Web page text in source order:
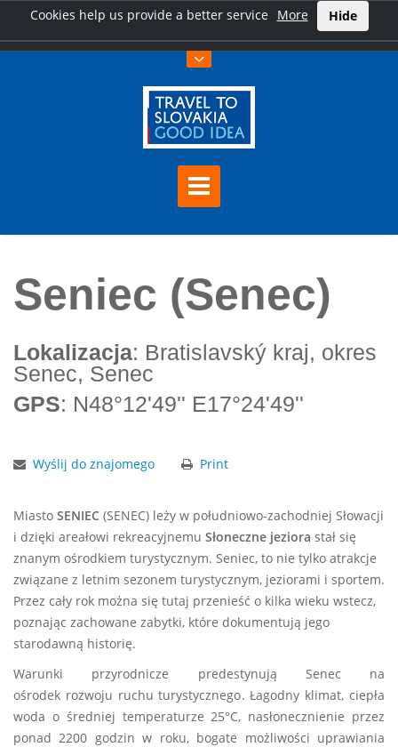
Cookies help us provide a better service More Hide
Seniec (Senec)
Lokalizacja: Bratislavský kraj, okres
Senec, Senec
GPS: N48°12'49'' E17°24'49''
Wyślij do znajomego Print
Miasto SENIEC (SENEC) leży w południowo-zachodniej Słowacji
i dzięki areałowi rekreacyjnemu Słoneczne jeziora stał się
znanym ośrodkiem turystycznym. Seniec, to nie tylko atrakcje
związane z letnim sezonem turystycznym, jeziorami i sportem.
Przez cały rok można się tutaj przenieść o kilka wieku wstecz,
poznając zachowane zabytki, które dokumentują jego
starodawną historię.
Warunki przyrodnicze predestynują Senec na
ośrodek rozwoju ruchu turystycznego. Łagodny klimat, ciepła
woda o średniej temperaturze 25°C, nasłonecznienie przez
ponad 2200 godzin w roku, bogate możliwości uprawiania